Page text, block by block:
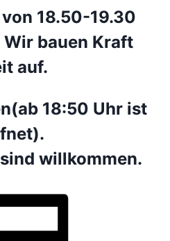
18.50-19.30
Wir bauen Kraft
auf.
18:50 Uhr ist
willkommen.